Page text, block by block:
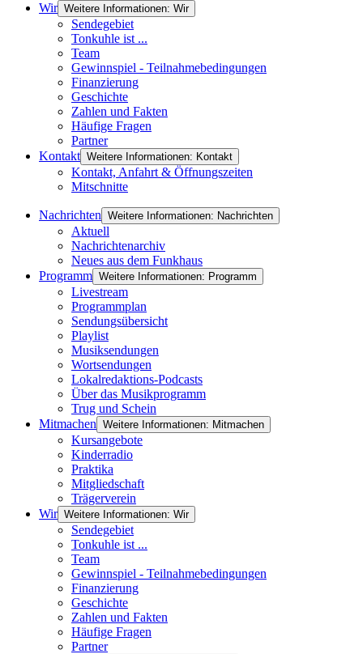
Wir Weitere Informationen: Wir
Sendegebiet
Tonkuhle ist ...
Team
Gewinnspiel - Teilnahmebedingungen
Finanzierung
Geschichte
Zahlen und Fakten
Häufige Fragen
Partner
Kontakt Weitere Informationen: Kontakt
Kontakt, Anfahrt & Öffnungszeiten
Mitschnitte
Nachrichten Weitere Informationen: Nachrichten
Aktuell
Nachrichtenarchiv
Neues aus dem Funkhaus
Programm Weitere Informationen: Programm
Livestream
Programmplan
Sendungsübersicht
Playlist
Musiksendungen
Wortsendungen
Lokalredaktions-Podcasts
Über das Musikprogramm
Trug und Schein
Mitmachen Weitere Informationen: Mitmachen
Kursangebote
Kinderradio
Praktika
Mitgliedschaft
Trägerverein
Wir Weitere Informationen: Wir
Sendegebiet
Tonkuhle ist ...
Team
Gewinnspiel - Teilnahmebedingungen
Finanzierung
Geschichte
Zahlen und Fakten
Häufige Fragen
Partner